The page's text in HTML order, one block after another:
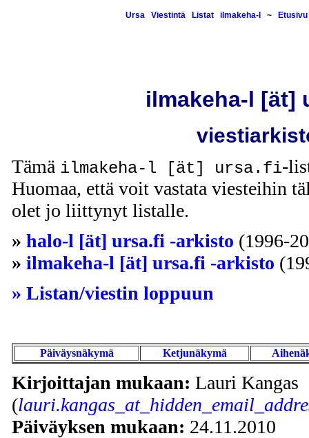
Ursa Viestintä Listat ilmakeha-l ~ Etusivu
ilmakeha-l [ät]
Tämä ilmakeha-l [ät] ursa.fi-
Huomaa, että voit vastata viesteihin
olet jo liittynyt listalle.
» halo-l [ät] ursa.fi -arkisto (1996-
» ilmakeha-l [ät] ursa.fi -arkisto
» Listan/viestin loppuun
Päiväysnäkymä Ketjunäkymä
Kirjoittajan mukaan: Lauri Kangas
(
Päiväyksen mukaan: 24.11.2010